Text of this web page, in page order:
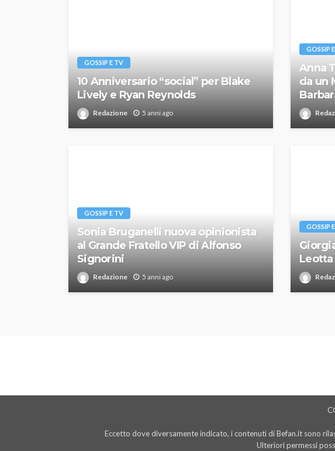
GOSSIP E TV
10 Anniversario “social” per Blake
Lively e Ryan Reynolds
Redazione 5 anni ago
GOSSIP
Anna
da un
GOSSIP E TV
Sonia Bruganelli nuova opinionista
al Grande Fratello VIP di Alfonso
Signorini
Redazione 5 anni ago
GOSSIP
Eccetto dove diversamente indicato, i contenuti di Befan.it sono
Ulteriori permessi